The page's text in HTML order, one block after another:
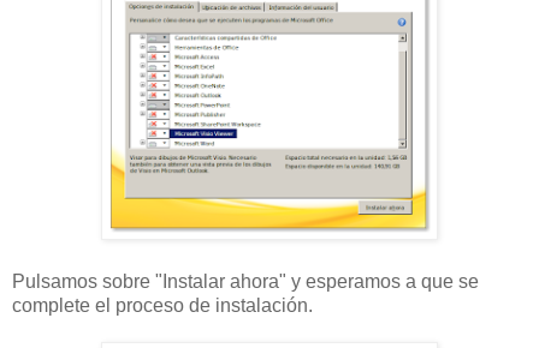
Pulsamos sobre "Instalar ahora" y esperamos a que se
complete el proceso de instalación.